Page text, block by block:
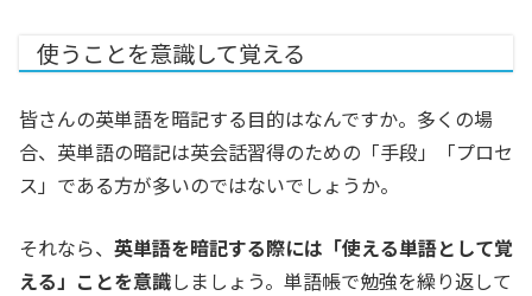
使うことを意識して覚える
皆さんの英単語を暗記する目的はなんですか。多くの場
合、英単語の暗記は英会話習得のための「手段」「プロセ
ス」である方が多いのではないでしょうか。
それなら、 英単語を暗記する際には「使える単語として覚
える」ことを意識しましょう。単語帳で勉強を繰り返して